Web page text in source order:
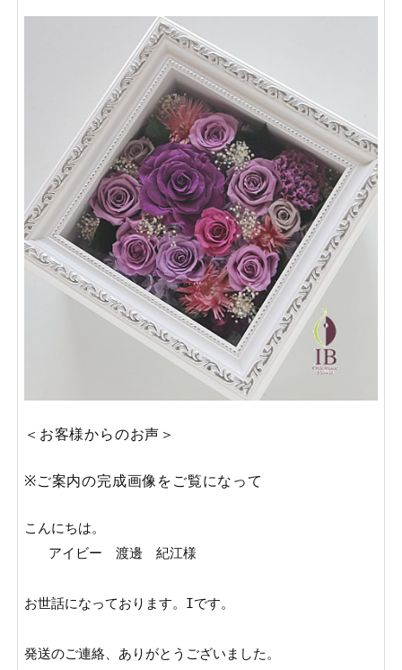
＜お客様からのお声＞
※ご案内の完成画像をご覧になって
こんにちは。
   アイビー　渡邊　紀江様
お世話になっております。Iです。
発送のご連絡、ありがとうございました。